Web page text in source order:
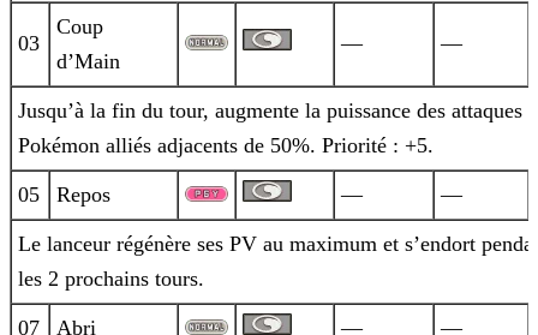
03
Coup
d’Main
— —
Jusqu’à la fin du tour, augmente la puissance des attaques
Pokémon alliés adjacents de 50%. Priorité : +5.
05 Repos — —
Le lanceur régénère ses PV au maximum et s’endort
les 2 prochains tours.
07 Abri — —